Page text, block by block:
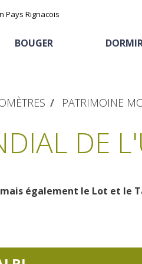
Pays Rignacois
BOUGER
PATRIMOINE
DE
également le Lot et le